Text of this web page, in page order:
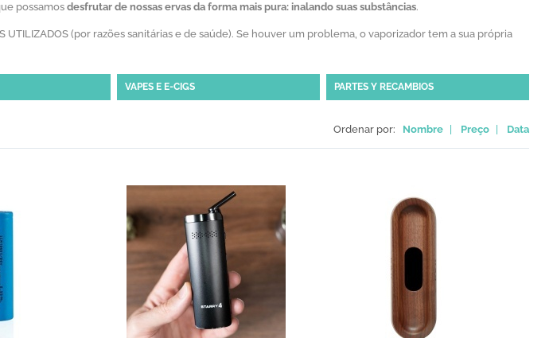
possamos desfrutar de nossas ervas da forma mais pura: inalando suas substâncias.
UTILIZADOS (por razões sanitárias e de saúde). Se houver um problema, o vaporizador tem a sua própria
VAPES E E-CIGS PARTES Y RECAMBIOS
Ordenar por: Nombre Preço Data